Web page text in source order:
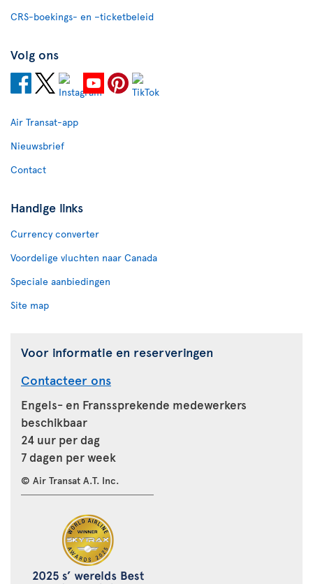
CRS-boekings- en –ticketbeleid
Volg ons
Air Transat-app
Nieuwsbrief
Contact
Handige links
Currency converter
Voordelige vluchten naar Canada
Speciale aanbiedingen
Site map
Voor informatie en reserveringen
Contacteer ons
Engels- en Franssprekende medewerkers
beschikbaar
24 uur per dag
7 dagen per week
© Air Transat A.T. Inc.